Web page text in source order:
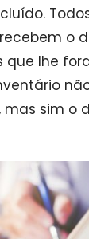
o
que lhe
mas sim o